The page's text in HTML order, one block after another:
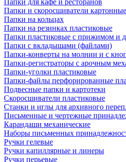
Папки для кафе и ресторанов
Папки и скоросшиватели картонные
Папки на кольцах
Папки на резинках пластиковые
Папки пластиковые с прижимом и
Папки с вкладышами (файлами)
Папки-конверты на молнии и с
Папки-регистраторы с арочным
Папки-уголки пластиковые
Папки-файлы перфорированные
Подвесные папки и картотеки
Скоросшиватели пластиковые
Станки и иглы для архивного
Письменные и чертежные
Карандаши механические
Наборы письменных
Ручки гелевые
Ручки капиллярные и линеры
Ручки перьевые